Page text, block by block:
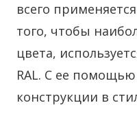
всего
того, чтобы
цвета,
RAL. С ее
конструкции в